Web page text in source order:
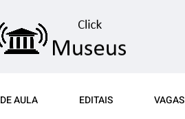
AULA EDITAIS VAGAS